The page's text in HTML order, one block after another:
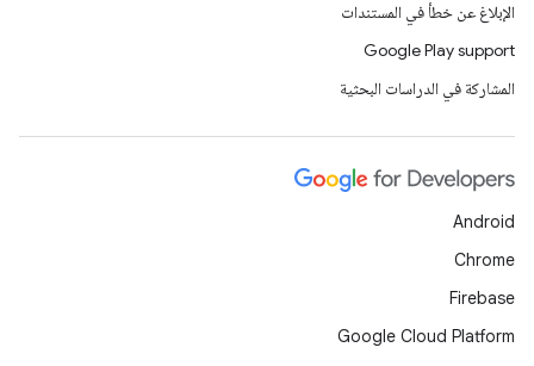
الإبلاغ عن خطأ في المستندات
Google Play support
المشاركة في الدراسات البحثية
Android
Chrome
Firebase
Google Cloud Platform